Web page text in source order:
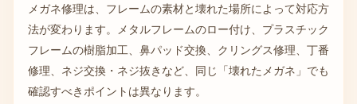
メガネ修理は、フレームの素材と壊れた場所によって対応方
法が変わります。メタルフレームのロー付け、プラスチック
フレームの樹脂加工、鼻パッド交換、クリングス修理、丁番
修理、ネジ交換・ネジ抜きなど、同じ「壊れたメガネ」でも
確認すべきポイントは異なります。